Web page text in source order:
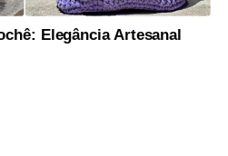
Elegância Artesanal